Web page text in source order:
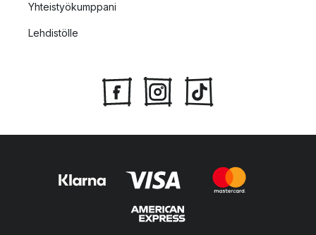
Yhteistyökumppani
Lehdistölle